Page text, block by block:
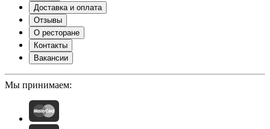
Доставка и оплата
Отзывы
О ресторане
Контакты
Вакансии
Мы принимаем: